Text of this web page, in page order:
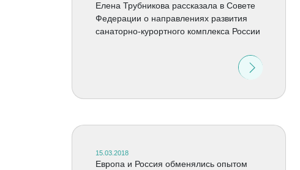
Елена Трубникова рассказала в Совете
Федерации о направлениях развития
санаторно-курортного комплекса России
15.03.2018
Европа и Россия обменялись опытом